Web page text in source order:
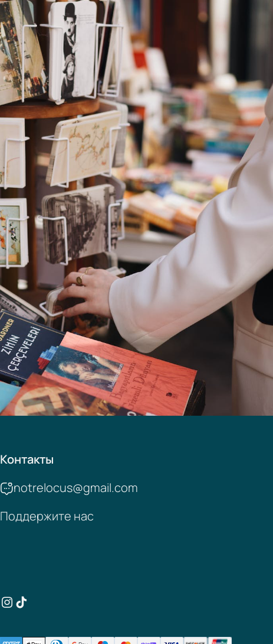
Контакты
notrelocus@gmail.com
Поддержите нас